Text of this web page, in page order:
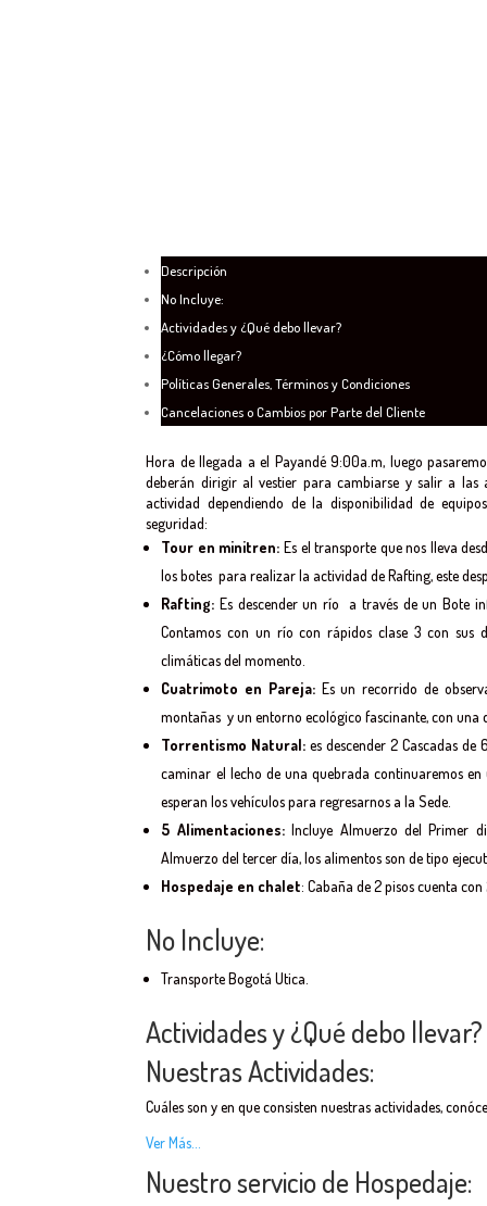
Descripción
No Incluye:
Actividades y ¿Qué debo llevar?
¿Cómo llegar?
Políticas Generales, Términos y Condiciones
Cancelaciones o Cambios por Parte del Cliente
Hora de llegada a el Payandé 9:00a.m, luego
deberán dirigir al vestier para cambiarse y salir a
actividad dependiendo de la disponibilidad de
seguridad:
Tour en minitren:Es el transporte que nos lleva
los botes para realizar la actividad de Rafting, este
Rafting: Es descender un río a través de un Bote
Contamos con un río con rápidos clase 3 con sus
climáticas del momento.
Cuatrimoto en Pareja:Es un recorrido de
montañas y un entorno ecológico fascinante, con
Torrentismo Natural: es descender 2 Cascadas
caminar el lecho de una quebrada continuaremos
esperan los vehículos para regresarnos a la Sede.
5 Alimentaciones:Incluye Almuerzo del Primer
Almuerzo del tercer día, los alimentos son de tipo
Hospedaje en chalet: Cabaña de 2 pisos cuenta
No Incluye:
Transporte Bogotá Utica.
Actividades y ¿Qué debo llevar?
Nuestras Actividades:
Cuáles son y en que consisten nuestras actividades,
Ver Más…
Nuestro servicio de Hospedaje: